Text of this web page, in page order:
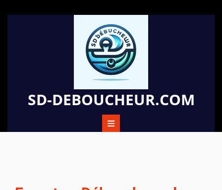
au
SD-DEBOUCHEUR.COM